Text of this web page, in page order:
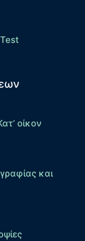
οίκον
και